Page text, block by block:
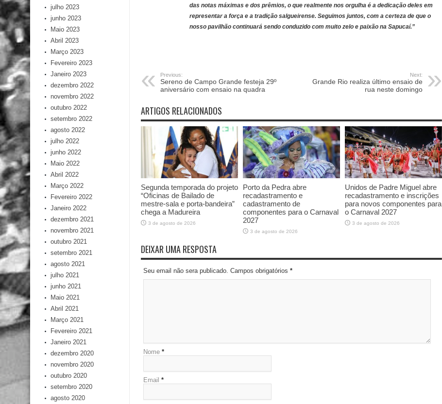
das notas máximas e dos prêmios, o que realmente nos orgulha é a dedicação deles em
representar a força e a tradição salgueirense. Seguimos juntos, com a certeza de que o
nosso pavilhão continuará sendo conduzido com muito zelo e paixão na Sapucaí.”
Previous:
Sereno de Campo Grande festeja 29º
aniversário com ensaio na quadra
Next:
Grande Rio realiza último ensaio de
rua neste domingo
ARTIGOS RELACIONADOS
Segunda temporada do projeto
“Oficinas de Bailado de
mestre-sala e porta-bandeira”
chega a Madureira
3 de agosto de 2026
Porto da Pedra abre
recadastramento e
cadastramento de
componentes para o Carnaval
2027
3 de agosto de 2026
Unidos de Padre Miguel abre
recadastramento e inscrições
para novos componentes para
o Carnaval 2027
3 de agosto de 2026
DEIXAR UMA RESPOSTA
Seu email não sera publicado. Campos obrigatórios *
Nome *
Email *
julho 2023
junho 2023
Maio 2023
Abril 2023
Março 2023
Fevereiro 2023
Janeiro 2023
dezembro 2022
novembro 2022
outubro 2022
setembro 2022
agosto 2022
julho 2022
junho 2022
Maio 2022
Abril 2022
Março 2022
Fevereiro 2022
Janeiro 2022
dezembro 2021
novembro 2021
outubro 2021
setembro 2021
agosto 2021
julho 2021
junho 2021
Maio 2021
Abril 2021
Março 2021
Fevereiro 2021
Janeiro 2021
dezembro 2020
novembro 2020
outubro 2020
setembro 2020
agosto 2020